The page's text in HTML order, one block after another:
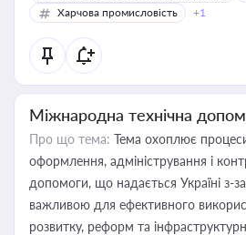
Харчова промисловість
+1
Міжнародна технічна
Про що тема: Тема охоплює
оформлення, адміністрування і
допомоги, що надається Україні з-
важливою для ефективного
розвитку, реформ та